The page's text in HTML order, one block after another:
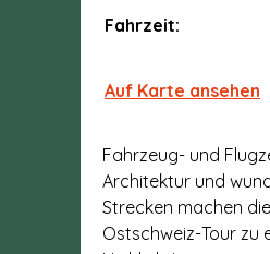
Fahrzeit:
Auf Karte ansehen
Fahrzeug- und
Architektur und
Strecken machen
Ostschweiz-Tour zu